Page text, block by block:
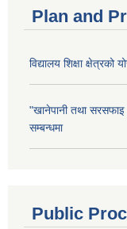
Plan and
विद्यालय शिक्षा क्षेत्रको
"खानेपानी तथा सरसफाइ
सम्बन्धमा
Public